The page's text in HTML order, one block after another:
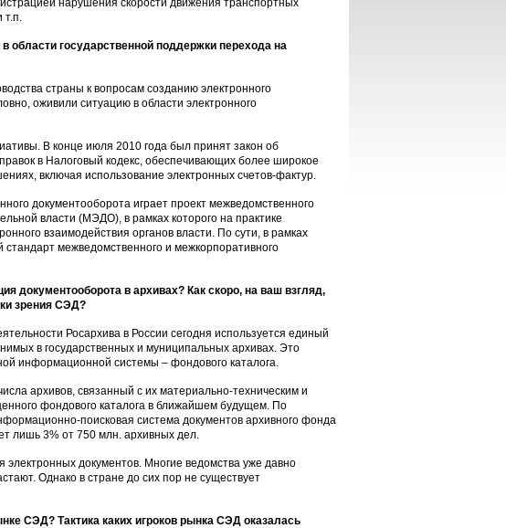
нарушения скорости движения транспортных
т.п.
области государственной поддержки перехода на
страны к вопросам созданию электронного
оживили ситуацию в области электронного
В конце июля 2010 года был принят закон об
в Налоговый кодекс, обеспечивающих более широкое
включая использование электронных счетов-фактур.
документооборота играет проект межведомственного
власти (МЭДО), в рамках которого на практике
взаимодействия органов власти. По сути, в рамках
межведомственного и межкорпоративного
документооборота в архивах? Как скоро, на ваш взгляд,
зрения СЭД?
Росархива в России сегодня используется единый
в государственных и муниципальных архивах. Это
информационной системы – фондового каталога.
архивов, связанный с их материально-техническим и
фондового каталога в ближайшем будущем. По
поисковая система документов архивного фонда
лишь 3% от 750 млн. архивных дел.
электронных документов. Многие ведомства уже давно
Однако в стране до сих пор не существует
СЭД? Тактика каких игроков рынка СЭД оказалась